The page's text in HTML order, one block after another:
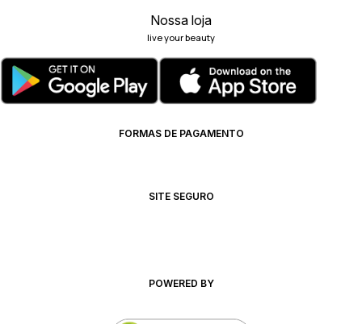
Nossa loja
live your beauty
FORMAS DE PAGAMENTO
SITE SEGURO
POWERED BY